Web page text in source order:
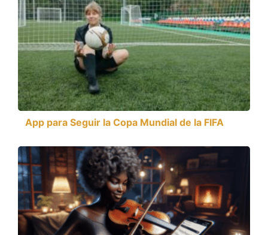
App para Seguir la Copa Mundial de la FIFA